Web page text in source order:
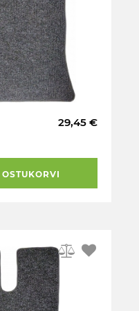
29,45 €